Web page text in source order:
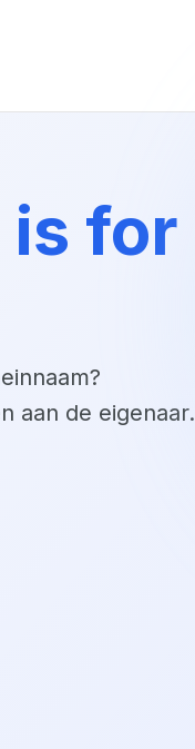
is for
aan de eigenaar.